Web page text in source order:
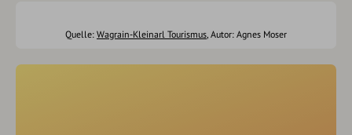
Quelle: Wagrain-Kleinarl Tourismus, Autor: Agnes Moser